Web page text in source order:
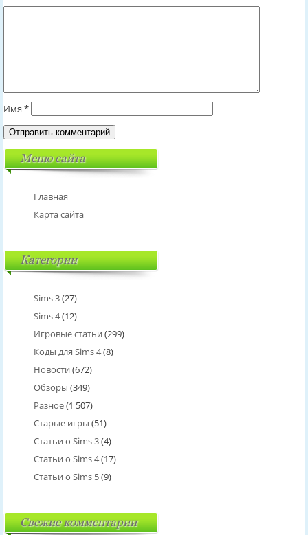
Имя *
Меню сайта
Главная
Карта сайта
Категории
Sims 3(27)
Sims 4(12)
Игровые статьи (299)
Коды для Sims 4(8)
Новости (672)
Обзоры (349)
Разное(1 507)
Старые игры (51)
Статьи о Sims 3(4)
Статьи о Sims 4(17)
Статьи о Sims 5(9)
Свежие комментарии